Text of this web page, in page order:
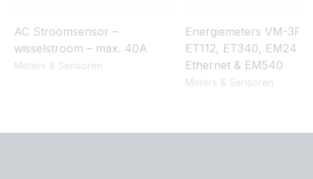
AC Stroomsensor –
wisselstroom – max. 40A
Meters & Sensoren
Energiemeters VM-
ET112, ET340, EM24
Ethernet & EM540
Meters & Sensoren